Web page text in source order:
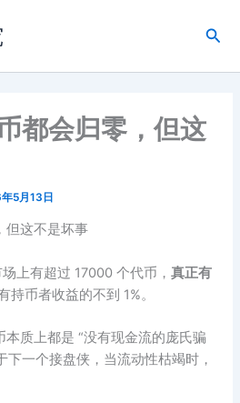
搜
都会归零，但这
5月13日
但这不是坏事
上有超过 17000 个代币，真正有
持币者收益的不到 1%。
质上都是 “没有现金流的庞氏骗
下一个接盘侠，当流动性枯竭时，